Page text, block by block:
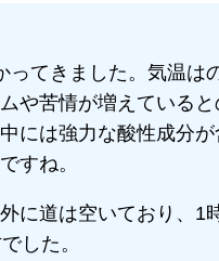
てきました。気温は
や苦情が増えている
には強力な酸性成分が
すね。
に道は空いており、1
した。